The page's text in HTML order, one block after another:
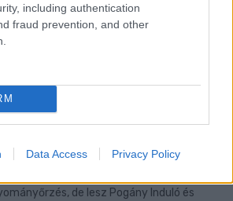
including authentication
fraud prevention, and other
Data Access Privacy Policy
VÁR MINDENKIT EZEN A HÉTVÉGÉN
de lesz Pogány Induló és